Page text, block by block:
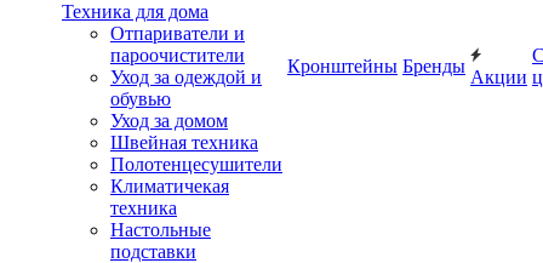
Техника для дома
Отпариватели и
пароочистители
Уход за одеждой и
обувью
Уход за домом
Швейная техника
Полотенцесушители
Климатичекая
техника
Настольные
подставки
Кронштейны Бренды
Акции